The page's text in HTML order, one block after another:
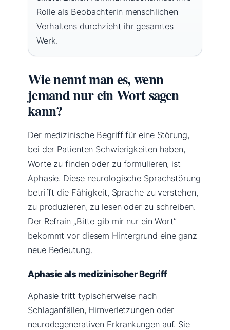
Rolle als Beobachterin menschlichen
Verhaltens durchzieht ihr gesamtes
Werk.
Wie nennt man es, wenn
jemand nur ein Wort sagen
kann?
Der medizinische Begriff für eine Störung,
bei der Patienten Schwierigkeiten haben,
Worte zu finden oder zu formulieren, ist
Aphasie. Diese neurologische Sprachstörung
betrifft die Fähigkeit, Sprache zu verstehen,
zu produzieren, zu lesen oder zu schreiben.
Der Refrain „Bitte gib mir nur ein Wort”
bekommt vor diesem Hintergrund eine ganz
neue Bedeutung.
Aphasie als medizinischer Begriff
Aphasie tritt typischerweise nach
Schlaganfällen, Hirnverletzungen oder
neurodegenerativen Erkrankungen auf. Sie